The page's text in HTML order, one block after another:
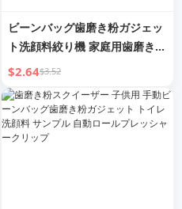
ビーンバッグ歯磨き粉ガジェッ
ト洗顔料絞り機 家庭用歯磨き粉
押し出し器具 顔料絞りサンプル
手動クリップ
$2.64$3.52